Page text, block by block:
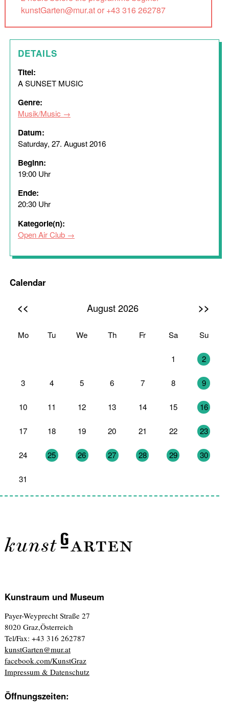
kunstGarten@mur.at or +43 316 262787
DETAILS
Titel:
A SUNSET MUSIC
Genre:
Musik/Music
Datum:
Saturday, 27. August 2016
Beginn:
19:00 Uhr
Ende:
20:30 Uhr
Kategorie(n):
Open Air Club
Calendar
<< August 2026 >>
Mo Tu We Th Fr Sa Su
1 2
3 4 5 6 7 8 9
10 11 12 13 14 15 16
17 18 19 20 21 22 23
24 25 26 27 28 29 30
31
Kunstraum und Museum
Payer-Weyprecht Straße 27
8020 Graz,Österreich
Tel/Fax: +43 316 262787
kunstGarten@mur.at
facebook.com/KunstGraz
Impressum & Datenschutz
Öffnungszeiten: